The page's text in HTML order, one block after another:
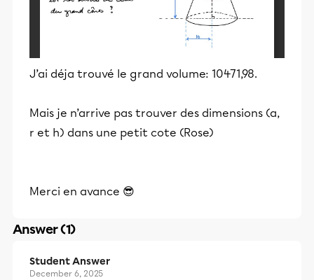
J’ai déja trouvé le grand volume: 10471,98.
Mais je n’arrive pas trouver des dimensions (a,
r et h) dans une petit cote (Rose)
Merci en avance 😎
Answer (1)
Student Answer
December 6, 2025